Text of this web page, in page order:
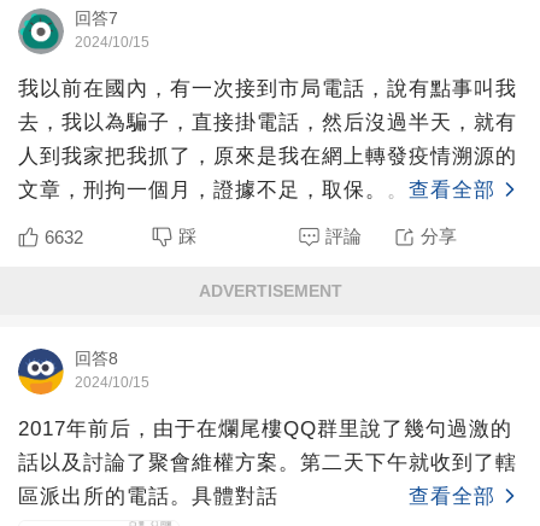
回答7
2024/10/15
我以前在國內，有一次接到市局電話，說有點事叫我
去，我以為騙子，直接掛電話，然后沒過半天，就有
人到我家把我抓了，原來是我在網上轉發疫情溯源的
文章，刑拘一個月，證據不足，取保。。 查看全部
6632 踩 評論 分享
ADVERTISEMENT
回答8
2024/10/15
2017年前后，由于在爛尾樓QQ群里說了幾句過激的
話以及討論了聚會維權方案。第二天下午就收到了轄
區派出所的電話。具體對話
查看全部